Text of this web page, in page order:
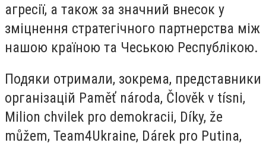
агресії, а також за значний внесок у
зміцнення стратегічного партнерства між
нашою країною та Чеською Республікою.
Подяки отримали, зокрема, представники
організацій Paměť národa, Člověk v tísni,
Milion chvilek pro demokracii, Díky, že
můžem, Team4Ukraine, Dárek pro Putina,